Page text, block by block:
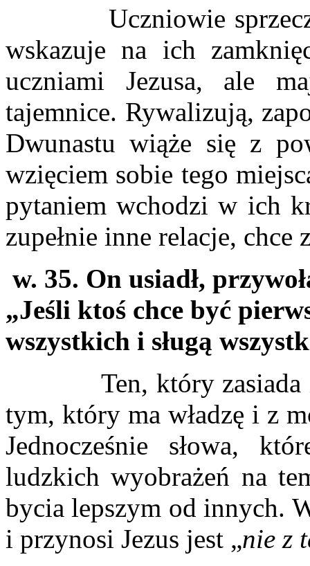
Uczniowie
wskazuje na ich
uczniami Jezusa, ale
tajemnice. Rywalizują,
Dwunastu wiąże się z
wzięciem sobie tego
pytaniem wchodzi w ich
zupełnie inne relacje, chce
w. 35. On usiadł,
„Jeśli ktoś chce być
wszystkich i sługą
Ten, który zasiada i
tym, który ma władzę i z
Jednocześnie słowa,
ludzkich wyobrażeń na
bycia lepszym od innych.
i przynosi Jezus jest „nie z